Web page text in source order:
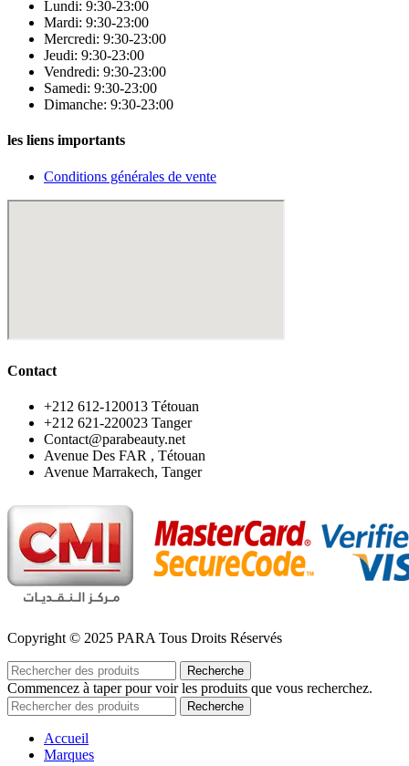
Lundi: 9:30-23:00
Mardi: 9:30-23:00
Mercredi: 9:30-23:00
Jeudi: 9:30-23:00
Vendredi: 9:30-23:00
Samedi: 9:30-23:00
Dimanche: 9:30-23:00
les liens importants
Conditions générales de vente
Contact
‪+212 612-120013 Tétouan
‪+212 621-220023 Tanger
Contact@parabeauty.net
Avenue Des FAR , Tétouan
Avenue Marrakech, Tanger
Copyright © 2025 PARA Tous Droits Réservés
Recherche
Commencez à taper pour voir les produits que vous recherchez.
Recherche
Accueil
Marques